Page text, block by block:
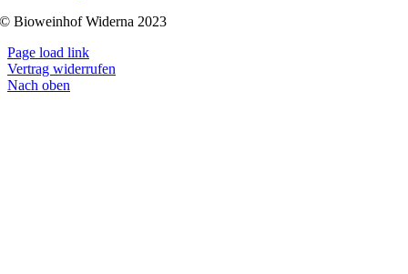
© Bioweinhof Widerna 2023
Page load link
Vertrag widerrufen
Nach oben